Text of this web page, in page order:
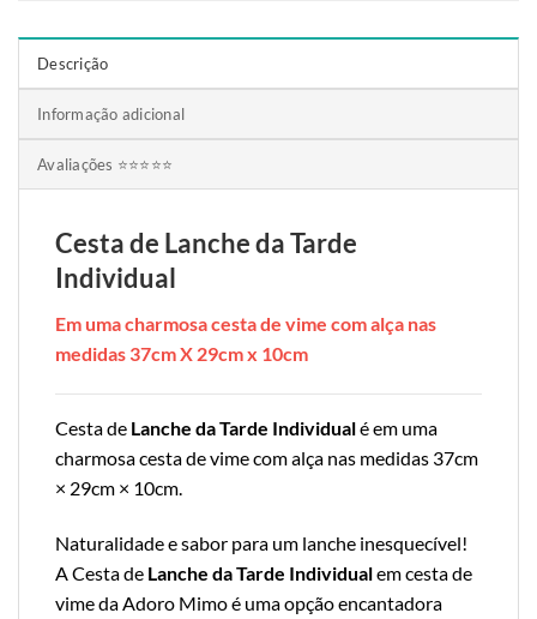
Descrição
Informação adicional
Avaliações ⭐⭐⭐⭐⭐
Cesta de Lanche da Tarde
Individual
Em uma charmosa cesta de vime com alça nas
medidas 37cm X 29cm x 10cm
Cesta de Lanche da Tarde Individualé em uma
charmosa cesta de vime com alça nas medidas 37cm
× 29cm × 10cm.
Naturalidade e sabor para um lanche inesquecível!
A Cesta de Lanche da Tarde Individualem cesta de
vime da Adoro Mimo é uma opção encantadora